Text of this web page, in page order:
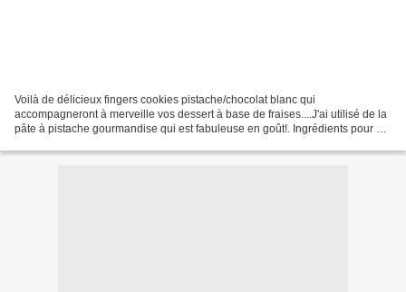
Voilà de délicieux fingers cookies pistache/chocolat blanc qui
accompagneront à merveille vos dessert à base de fraises....J'ai utilisé de la
pâte à pistache gourmandise qui est fabuleuse en goût!. Ingrédients pour 24